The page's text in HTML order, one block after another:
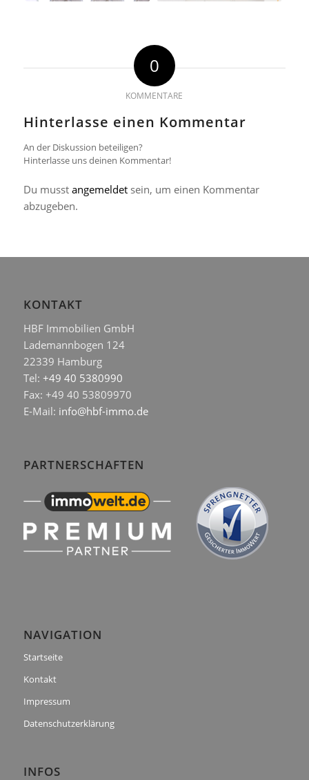
0
KOMMENTARE
Hinterlasse einen Kommentar
An der Diskussion beteiligen?
Hinterlasse uns deinen Kommentar!
Du musst angemeldetsein, um einen Kommentar
abzugeben.
KONTAKT
HBF Immobilien GmbH
Lademannbogen 124
22339 Hamburg
Tel: +49 40 5380990
Fax: +49 40 53809970
E-Mail: info@hbf-immo.de
PARTNERSCHAFTEN
NAVIGATION
Startseite
Kontakt
Impressum
Datenschutzerklärung
INFOS